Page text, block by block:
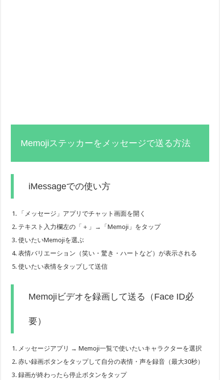
Memojiステッカーをメッセージで送る方法
iMessageでの使い方
「メッセージ」アプリでチャット画面を開く
テキスト入力欄左の「＋」→「Memoji」をタップ
使いたいMemojiを選ぶ
表情バリエーション（笑い・驚き・ハートなど）が表示される
使いたい表情をタップして送信
Memojiビデオを録画して送る（Face ID必
要）
メッセージアプリ → Memoji一覧で使いたいキャラクターを選択
赤い録画ボタンをタップして自分の表情・声を録音（最大30秒）
録画が終わったら停止ボタンをタップ